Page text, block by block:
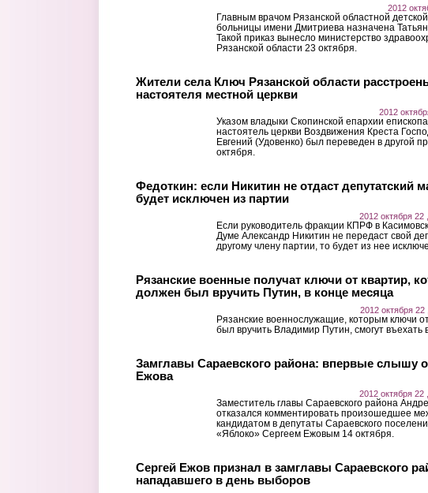
2012
Главным врачом Рязанской областной
больницы имени Дмитриева назначена
Такой приказ вынесло министерство
Рязанской области 23 октября.
Жители села Ключ Рязанской области
настоятеля местной церкви
2012
Указом владыки Скопинской епархии
настоятель церкви Воздвижения Креста
Евгений (Удовенко) был переведен в другой
октября.
Федоткин: если Никитин не отдаст депутатский
будет исключен из партии
2012 октября 22
Если руководитель фракции КПРФ в
Думе Александр Никитин не передаст свой
другому члену партии, то будет из нее
Рязанские военные получат ключи от квартир,
должен был вручить Путин, в конце месяца
2012 октября 22
Рязанские военнослужащие, которым ключи
был вручить Владимир Путин, смогут въехать
Замглавы Сараевского района: впервые слышу
Ежова
2012 октября 22
Заместитель главы Сараевского района
отказался комментировать произошедшее
кандидатом в депутаты Сараевского
«Яблоко» Сергеем Ежовым 14 октября.
Сергей Ежов признал в замглавы Сараевского
нападавшего в день выборов